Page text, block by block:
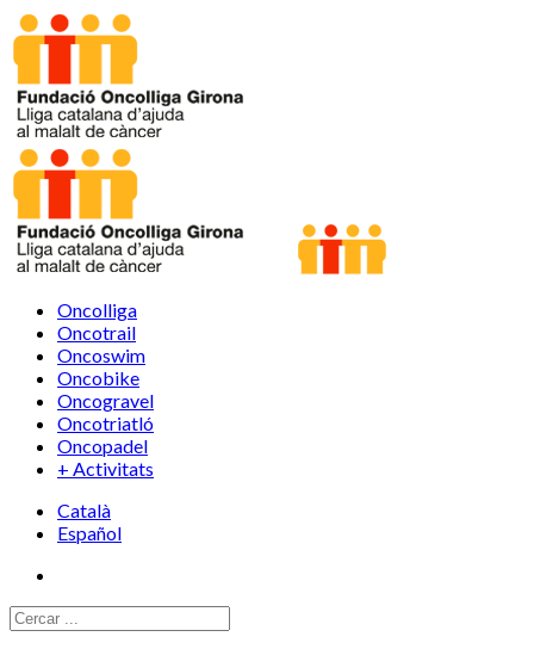
Oncolliga
Oncotrail
Oncoswim
Oncobike
Oncogravel
Oncotriatló
Oncopadel
+ Activitats
Català
Español